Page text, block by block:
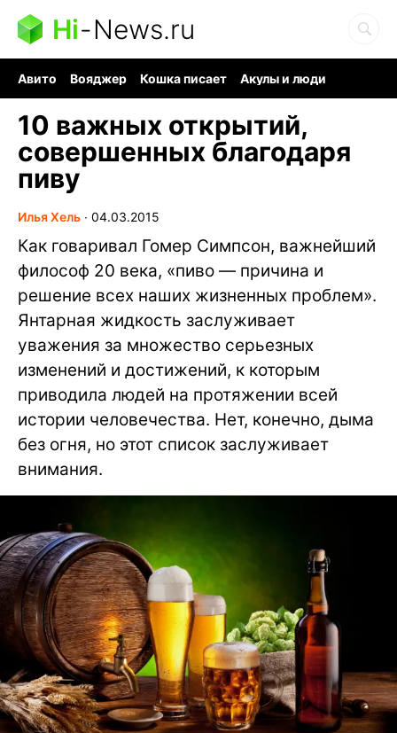
Hi-News.ru
Авито Вояджер Кошка писает
Акулы и люди
10 важных открытий,
совершенных благодаря
пиву
Илья Хель ∙ 04.03.2015
Как говаривал Гомер Симпсон, важнейший
философ 20 века, «пиво — причина и
решение всех наших жизненных проблем».
Янтарная жидкость заслуживает
уважения за множество серьезных
изменений и достижений, к которым
приводила людей на протяжении всей
истории человечества. Нет, конечно, дыма
без огня, но этот список заслуживает
внимания.